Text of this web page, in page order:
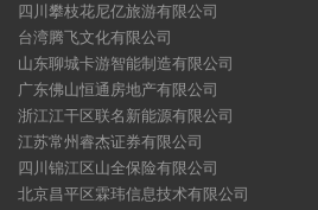
四川攀枝花尼亿旅游有限公司
台湾腾飞文化有限公司
山东聊城卡游智能制造有限公司
广东佛山恒通房地产有限公司
浙江江干区联名新能源有限公司
江苏常州睿杰证券有限公司
四川锦江区山全保险有限公司
北京昌平区霖玮信息技术有限公司